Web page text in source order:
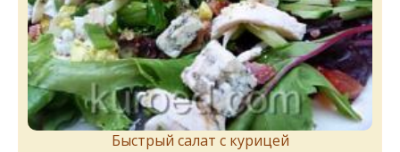
Быстрый салат с курицей